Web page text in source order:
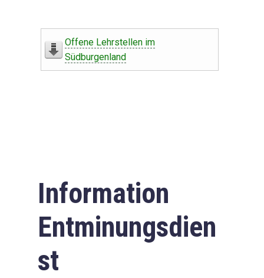
Offene Lehrstellen im
Südburgenland
Information
Entminungsdien
st